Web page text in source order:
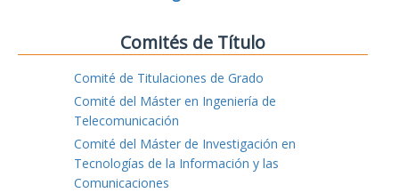
Comités de Título
Comité de Titulaciones de Grado
Comité del Máster en Ingeniería de
Telecomunicación
Comité del Máster de Investigación en
Tecnologías de la Información y las
Comunicaciones